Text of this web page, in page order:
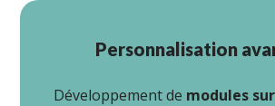
Personnalisation
Développement de modules